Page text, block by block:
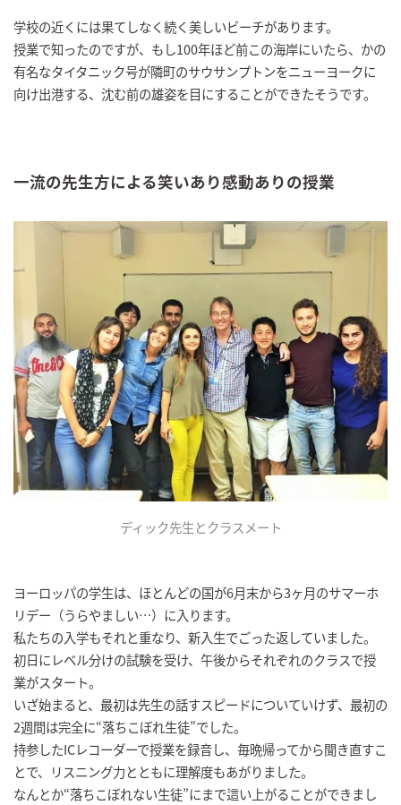
学校の近くには果てしなく続く美しいビーチがあります。
授業で知ったのですが、もし100年ほど前この海岸にいたら、かの
有名なタイタニック号が隣町のサウサンプトンをニューヨークに
向け出港する、沈む前の雄姿を目にすることができたそうです。
一流の先生方による笑いあり感動ありの授業
ディック先生とクラスメート
ヨーロッパの学生は、ほとんどの国が6月末から3ヶ月のサマーホ
リデー（うらやましい…）に入ります。
私たちの入学もそれと重なり、新入生でごった返していました。
初日にレベル分けの試験を受け、午後からそれぞれのクラスで授
業がスタート。
いざ始まると、最初は先生の話すスピードについていけず、最初の
2週間は完全に“落ちこぼれ生徒”でした。
持参したICレコーダーで授業を録音し、毎晩帰ってから聞き直すこ
とで、リスニング力とともに理解度もあがりました。
なんとか“落ちこぼれない生徒”にまで這い上がることができまし